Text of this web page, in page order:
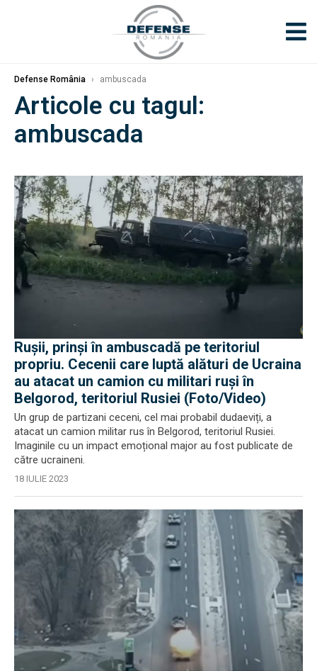
Defense România › ambuscada
Articole cu tagul:
ambuscada
Rușii, prinși în ambuscadă pe teritoriul
propriu. Cecenii care luptă alături de Ucraina
au atacat un camion cu militari ruși în
Belgorod, teritoriul Rusiei (Foto/Video)
Un grup de partizani ceceni, cel mai probabil dudaeviți, a
atacat un camion militar rus în Belgorod, teritoriul Rusiei.
Imaginile cu un impact emoțional major au fost publicate de
către ucraineni.
18 IULIE 2023